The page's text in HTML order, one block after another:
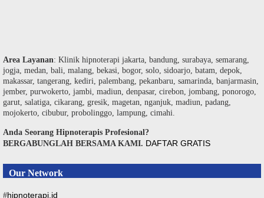
Area Layanan: Klinik hipnoterapi jakarta, bandung, surabaya, semarang,
jogja, medan, bali, malang, bekasi, bogor, solo, sidoarjo, batam, depok,
makassar, tangerang, kediri, palembang, pekanbaru, samarinda, banjarmasin,
jember, purwokerto, jambi, madiun, denpasar, cirebon, jombang, ponorogo,
garut, salatiga, cikarang, gresik, magetan, nganjuk, madiun, padang,
mojokerto, cibubur, probolinggo, lampung, cimahi.
Anda Seorang Hipnoterapis Profesional?
BERGABUNGLAH BERSAMA KAMI. DAFTAR GRATIS
Our Network
#hipnoterapi.id